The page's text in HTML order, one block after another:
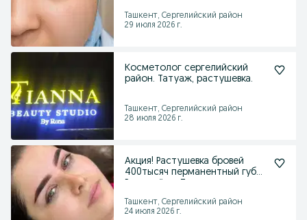
Ташкент, Сергелийский район
29 июля 2026 г.
Косметолог сергелийский
район. Татуаж, растушевка.
Ташкент, Сергелийский район
28 июля 2026 г.
Акция! Растушевка бровей
400тысяч перманентный губ
Ташкент, Сергелийский район
24 июля 2026 г.